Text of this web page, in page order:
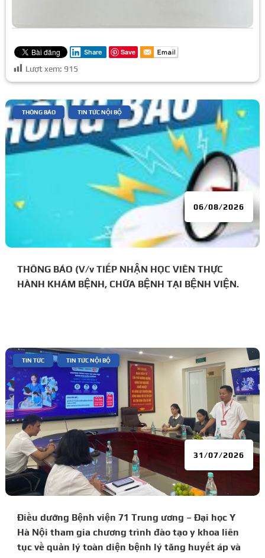
Share Save
Lượt xem: 915
THÔNG BÁO (V/v TIẾP NHẬN HỌC VIÊN THỰC
HÀNH KHÁM BỆNH, CHỮA BỆNH TẠI BỆNH VIỆN.
06/08/2026
THÔNG BÁO TIN TỨC NỘI BỘ
Điều dưỡng Bệnh viện 71 Trung ương – Đại học Y
Hà Nội tham gia chương trình đào tạo y khoa liên
tục về quản lý toàn diện bệnh lý tăng huyết áp và
31/07/2026
TIN TỨC TIN TỨC NỘI BỘ